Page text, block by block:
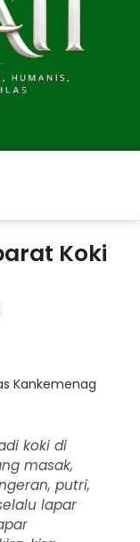
Koki
Kankemenag
koki di
masak,
putri,
lapar